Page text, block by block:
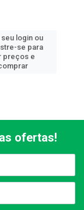
seu login ou
se para
preços e
ofertas!